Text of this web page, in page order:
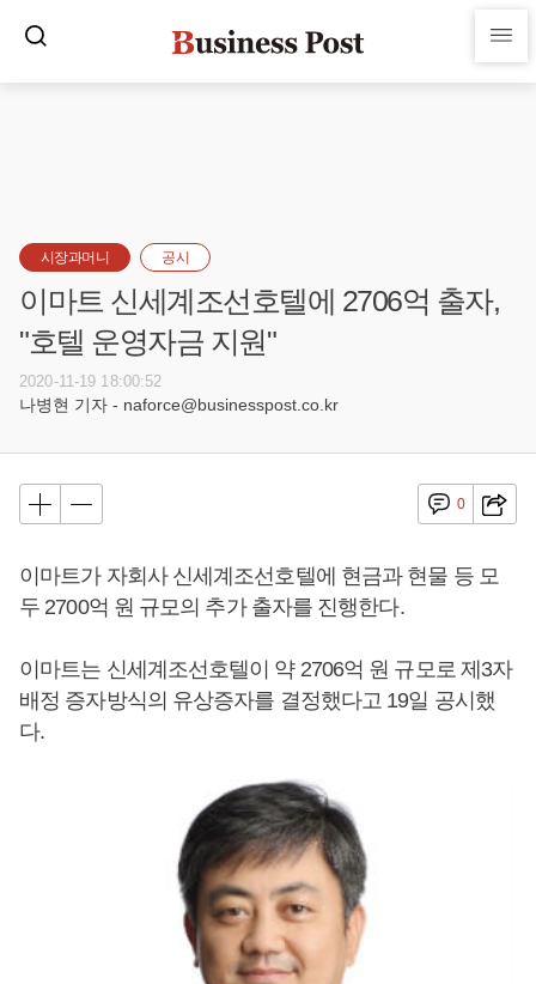
시장과머니 공시
이마트 신세계조선호텔에 2706억 출자,
"호텔 운영자금 지원"
2020-11-19 18:00:52
나병현 기자 - naforce@businesspost.co.kr
0
이마트가 자회사 신세계조선호텔에 현금과 현물 등 모
두 2700억 원 규모의 추가 출자를 진행한다.
이마트는 신세계조선호텔이 약 2706억 원 규모로 제3자
배정 증자방식의 유상증자를 결정했다고 19일 공시했
다.